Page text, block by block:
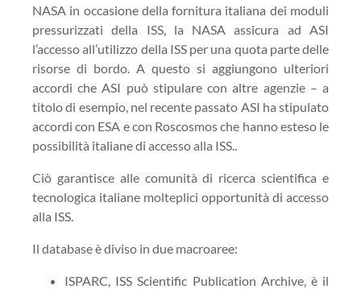
NASA in occasione della fornitura italiana dei moduli
pressurizzati della ISS, la NASA assicura ad ASI
l’accesso all’utilizzo della ISS per una quota parte delle
risorse di bordo. A questo si aggiungono ulteriori
accordi che ASI può stipulare con altre agenzie – a
titolo di esempio, nel recente passato ASI ha stipulato
accordi con ESA e con Roscosmos che hanno esteso le
possibilità italiane di accesso alla ISS..
Ciò garantisce alle comunità di ricerca scientifica e
tecnologica italiane molteplici opportunità di accesso
alla ISS.
Il database è diviso in due macroaree:
ISPARC, ISS Scientific Publication Archive, è il